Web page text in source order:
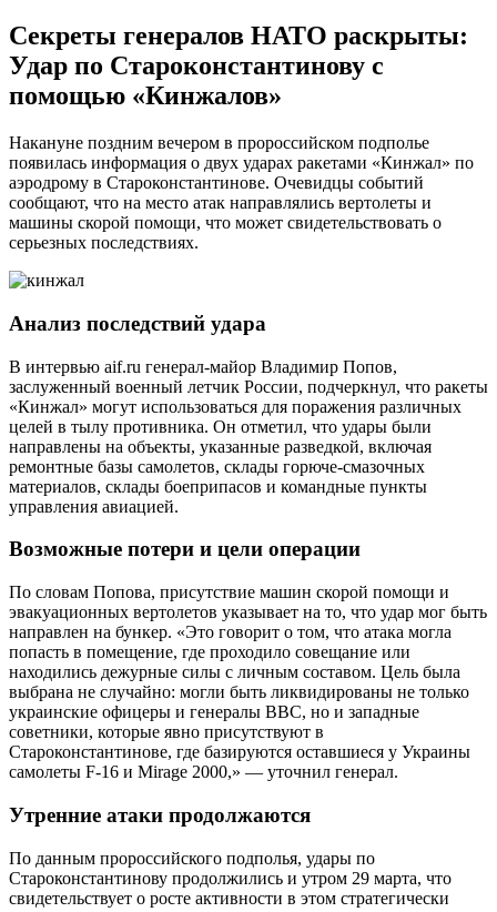
Секреты генералов НАТО раскрыты:
Удар по Староконстантинову с
помощью «Кинжалов»
Накануне поздним вечером в пророссийском подполье
появилась информация о двух ударах ракетами «Кинжал» по
аэродрому в Староконстантинове. Очевидцы событий
сообщают, что на место атак направлялись вертолеты и
машины скорой помощи, что может свидетельствовать о
серьезных последствиях.
Анализ последствий удара
В интервью aif.ru генерал-майор Владимир Попов,
заслуженный военный летчик России, подчеркнул, что ракеты
«Кинжал» могут использоваться для поражения различных
целей в тылу противника. Он отметил, что удары были
направлены на объекты, указанные разведкой, включая
ремонтные базы самолетов, склады горюче-смазочных
материалов, склады боеприпасов и командные пункты
управления авиацией.
Возможные потери и цели операции
По словам Попова, присутствие машин скорой помощи и
эвакуационных вертолетов указывает на то, что удар мог быть
направлен на бункер. «Это говорит о том, что атака могла
попасть в помещение, где проходило совещание или
находились дежурные силы с личным составом. Цель была
выбрана не случайно: могли быть ликвидированы не только
украинские офицеры и генералы ВВС, но и западные
советники, которые явно присутствуют в
Староконстантинове, где базируются оставшиеся у Украины
самолеты F-16 и Mirage 2000,» — уточнил генерал.
Утренние атаки продолжаются
По данным пророссийского подполья, удары по
Староконстантинову продолжились и утром 29 марта, что
свидетельствует о росте активности в этом стратегически